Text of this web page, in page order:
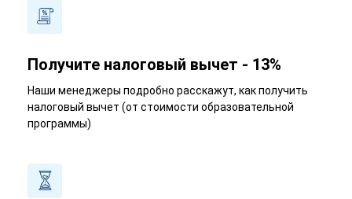
Получите налоговый вычет - 13%
Наши менеджеры подробно расскажут, как получить
налоговый вычет (от стоимости образовательной
программы)